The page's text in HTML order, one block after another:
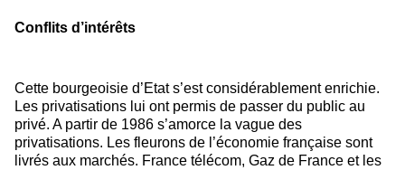
Conflits d’intérêts
Cette bourgeoisie d’Etat s’est considérablement enrichie.
Les privatisations lui ont permis de passer du public au
privé. A partir de 1986 s’amorce la vague des
privatisations. Les fleurons de l’économie française sont
livrés aux marchés. France télécom, Gaz de France et les